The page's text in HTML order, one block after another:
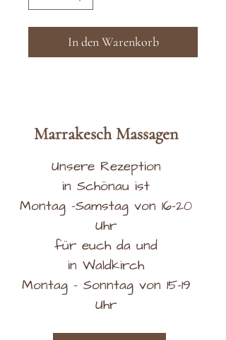
In den Warenkorb
Marrakesch Massagen
Unsere Rezeption
in Schönau ist
Montag -Samstag von 16-20
Uhr
für euch da und
in Waldkirch
Montag - Sonntag von 15-19
Uhr